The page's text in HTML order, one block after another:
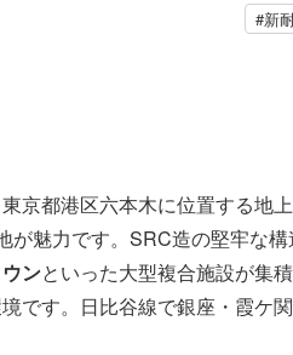
#新
京都港区六本木に位置する地
が魅力です。SRC造の堅牢な
ンといった大型複合施設が集
です。日比谷線で銀座・霞ケ